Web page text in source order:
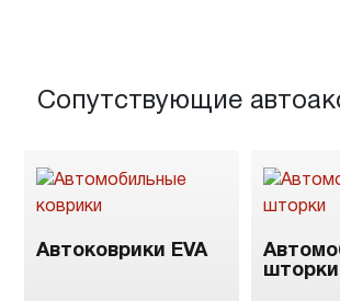
Сопутствующие
Автоковрики EVA
шторки